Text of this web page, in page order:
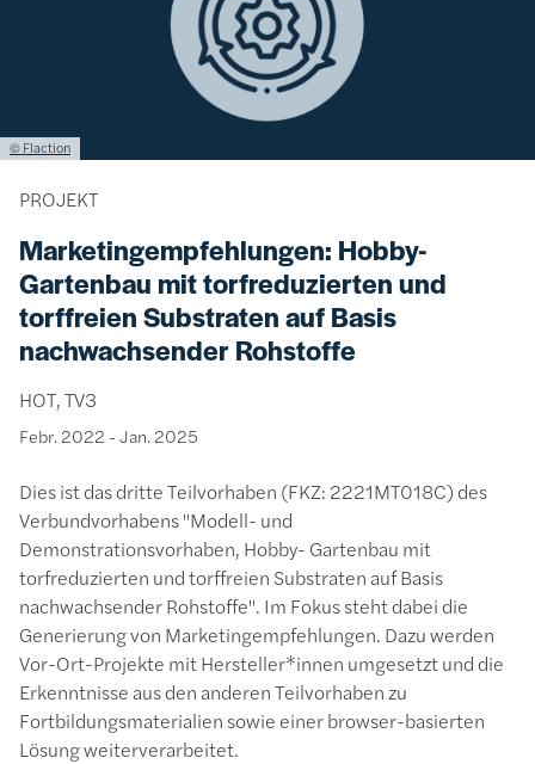
Lizenzinformationen einschließlich Urheberrecht
© Flaction
PROJEKT
Marketingempfehlungen: Hobby-
Gartenbau mit torfreduzierten und
torffreien Substraten auf Basis
nachwachsender Rohstoffe
HOT, TV3
Febr. 2022 - Jan. 2025
Dies ist das dritte Teilvorhaben (FKZ: 2221MT018C) des
Verbundvorhabens "Modell- und
Demonstrationsvorhaben, Hobby- Gartenbau mit
torfreduzierten und torffreien Substraten auf Basis
nachwachsender Rohstoffe". Im Fokus steht dabei die
Generierung von Marketingempfehlungen. Dazu werden
Vor-Ort-Projekte mit Hersteller*innen umgesetzt und die
Erkenntnisse aus den anderen Teilvorhaben zu
Fortbildungsmaterialien sowie einer browser-basierten
Lösung weiterverarbeitet.